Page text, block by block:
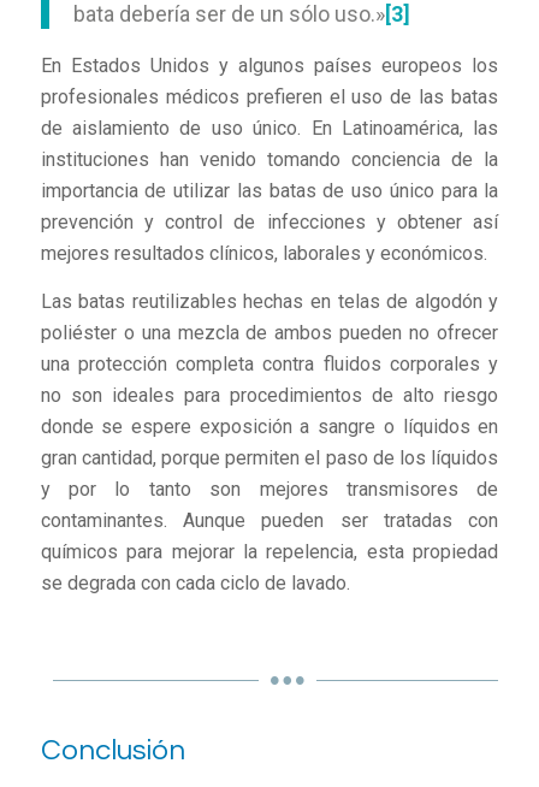
bata debería ser de un sólo uso.»[3]
En Estados Unidos y algunos países europeos los
profesionales médicos prefieren el uso de las batas
de aislamiento de uso único. En Latinoamérica, las
instituciones han venido tomando conciencia de la
importancia de utilizar las batas de uso único para la
prevención y control de infecciones y obtener así
mejores resultados clínicos, laborales y económicos.
Las batas reutilizables hechas en telas de algodón y
poliéster o una mezcla de ambos pueden no ofrecer
una protección completa contra fluidos corporales y
no son ideales para procedimientos de alto riesgo
donde se espere exposición a sangre o líquidos en
gran cantidad, porque permiten el paso de los líquidos
y por lo tanto son mejores transmisores de
contaminantes. Aunque pueden ser tratadas con
químicos para mejorar la repelencia, esta propiedad
se degrada con cada ciclo de lavado.
Conclusión